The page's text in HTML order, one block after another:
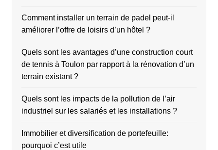
Comment installer un terrain de padel peut-il
améliorer l’offre de loisirs d’un hôtel ?
Quels sont les avantages d’une construction court
de tennis à Toulon par rapport à la rénovation d’un
terrain existant ?
Quels sont les impacts de la pollution de l’air
industriel sur les salariés et les installations ?
Immobilier et diversification de portefeuille:
pourquoi c’est utile